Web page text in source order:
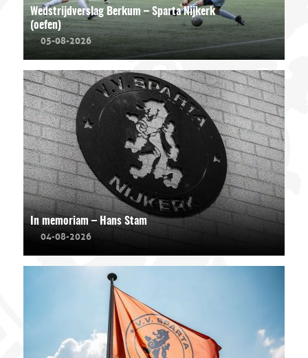
Wedstrijdverslag Berkum – Sparta Nijkerk
(oefen)
05-08-2026
In memoriam – Hans Stam
04-08-2026